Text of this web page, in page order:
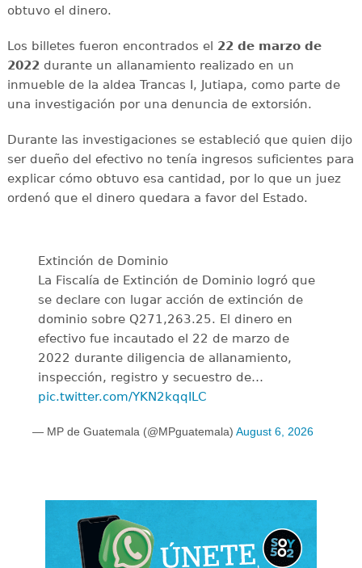
obtuvo el dinero.
Los billetes fueron encontrados el 22 de marzo de
2022durante un allanamiento realizado en un
inmueble de la aldea Trancas I, Jutiapa, como parte de
una investigación por una denuncia de extorsión.
Durante las investigaciones se estableció que quien dijo
ser dueño del efectivo no tenía ingresos suficientes para
explicar cómo obtuvo esa cantidad, por lo que un juez
ordenó que el dinero quedara a favor del Estado.
Extinción de Dominio
La Fiscalía de Extinción de Dominio logró que
se declare con lugar acción de extinción de
dominio sobre Q271,263.25. El dinero en
efectivo fue incautado el 22 de marzo de
2022 durante diligencia de allanamiento,
inspección, registro y secuestro de…
pic.twitter.com/YKN2kqqILC
— MP de Guatemala (@MPguatemala) August 6, 2026